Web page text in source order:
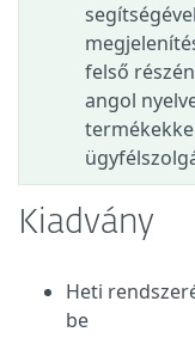
felső
angol
Kiadvány
Heti
be